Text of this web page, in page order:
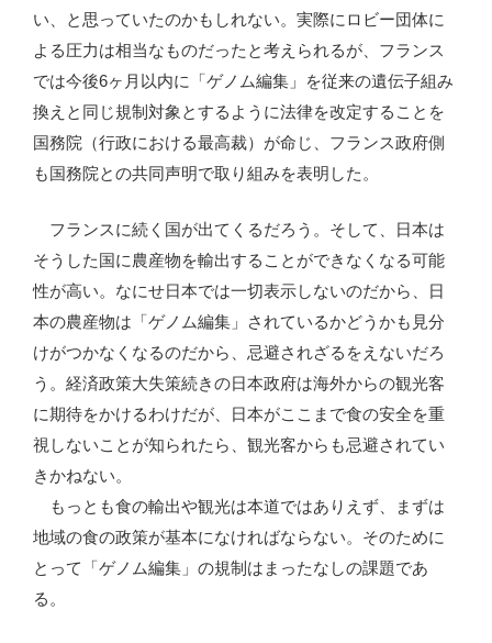
い、と思っていたのかもしれない。実際にロビー団体に
よる圧力は相当なものだったと考えられるが、フランス
では今後6ヶ月以内に「ゲノム編集」を従来の遺伝子組み
換えと同じ規制対象とするように法律を改定することを
国務院（行政における最高裁）が命じ、フランス政府側
も国務院との共同声明で取り組みを表明した。
フランスに続く国が出てくるだろう。そして、日本は
そうした国に農産物を輸出することができなくなる可能
性が高い。なにせ日本では一切表示しないのだから、日
本の農産物は「ゲノム編集」されているかどうかも見分
けがつかなくなるのだから、忌避されざるをえないだろ
う。経済政策大失策続きの日本政府は海外からの観光客
に期待をかけるわけだが、日本がここまで食の安全を重
視しないことが知られたら、観光客からも忌避されてい
きかねない。
もっとも食の輸出や観光は本道ではありえず、まずは
地域の食の政策が基本になければならない。そのために
とって「ゲノム編集」の規制はまったなしの課題であ
る。